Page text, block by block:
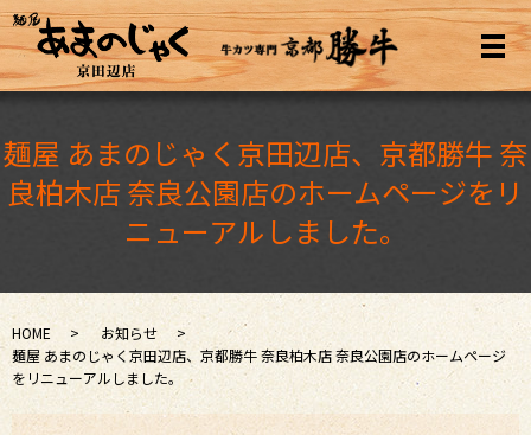
メ
麺屋 あまのじゃく京田辺店、京都勝牛 奈
良柏木店 奈良公園店のホームページをリ
ニューアルしました。
HOME
お知らせ
麺屋 あまのじゃく京田辺店、京都勝牛 奈良柏木店 奈良公園店のホームページ
をリニューアルしました。